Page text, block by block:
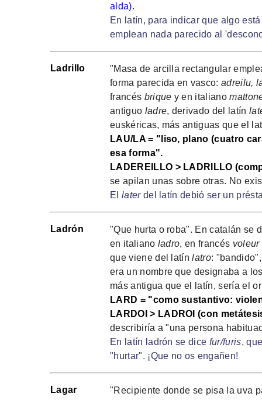
alda).
En latín, para indicar que algo
emplean nada parecido al
Ladrillo
"Masa de arcilla rectangular
forma parecida en vasco:adreilu,
francés brique y en italiano
antiguo ladre, derivado del latín
euskéricas, más antiguas que el
LAU/LA = "liso, plano (cuatro
esa forma".
LADEREILLO > LADRILLO
se apilan unas sobre otras. No
El laterdel latín debió ser un
Ladrón
"Que hurta o roba". En catalán se
en italiano ladro, en francés voleur
que viene del latínlatro:
era un nombre que designaba a
más antigua que el latín, sería el
LARD = "como sustantivo:
LARDOI > LADROI (con
describiría a "una persona
En latín ladrón se dice fur/furis,
"hurtar". ¡Que no os engañen!
Lagar
"Recipiente donde se pisa la uva